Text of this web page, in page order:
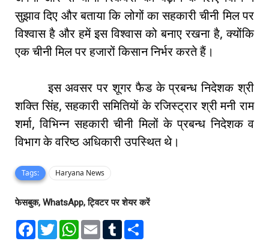
सुझाव दिए और बताया कि लोगों का सहकारी चीनी मिल पर
विश्वास है और हमें इस विश्वास को बनाए रखना है, क्योंकि
एक चीनी मिल पर हजारों किसान निर्भर करते हैं।
इस अवसर पर शूगर फैड के प्रबन्ध निदेशक श्री
शक्ति सिंह, सहकारी समितियों के रजिस्ट्रार श्री मनी राम
शर्मा, विभिन्न सहकारी चीनी मिलों के प्रबन्ध निदेशक व
विभाग के वरिष्ठ अधिकारी उपस्थित थे।
Tags: Haryana News
फेसबुक, WhatsApp, ट्विटर पर शेयर करें
F
T
w
W
E
T